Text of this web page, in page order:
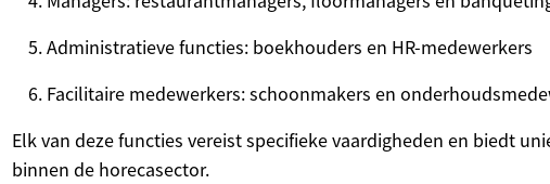
Administratieve functies: boekhouders en HR-medewerkers
Facilitaire medewerkers: schoonmakers en
Elk van deze functies vereist specifieke vaardigheden en biedt
binnen de horecasector.